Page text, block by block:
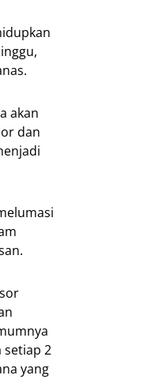
akan
dan
setiap 2
yang